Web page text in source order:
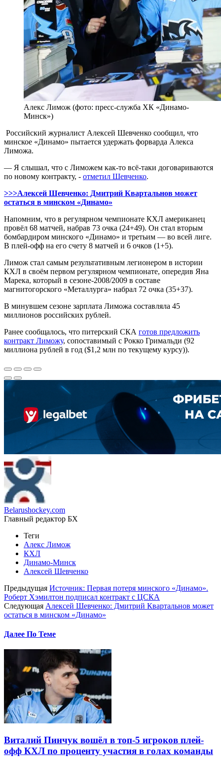
Алекс Лимож (фото: пресс-служба ХК «Динамо-
Минск»)
Российский журналист Алексей Шевченко сообщил, что
минское «Динамо» пытается удержать форварда Алекса
Лиможа.
— Я слышал, что с Лиможем как-то всё-таки договариваются
по новому контракту, - отметил Шевченко.
>>>Алексей Шевченко: Дмитрий Квартальнов может
остаться в минском «Динамо»
Напомним, что в регулярном чемпионате КХЛ американец
провёл 68 матчей, набрав 73 очка (24+49). Он стал вторым
бомбардиром минского «Динамо» и третьим — во всей лиге.
В плей-офф на его счету 8 матчей и 6 очков (1+5).
Лимож стал самым результативным легионером в истории
КХЛ в своём первом регулярном чемпионате, опередив Яна
Марека, который в сезоне-2008/2009 в составе
магнитогорского «Металлурга» набрал 72 очка (35+37).
В минувшем сезоне зарплата Лиможа составляла 45
миллионов российских рублей.
Ранее сообщалось, что питерский СКА готов предложить
контракт Лиможу, сопоставимый с Рокко Гримальди (92
миллиона рублей в год ($1,2 млн по текущему курсу)).
Belarushockey.com
Главный редактор БХ
Теги
Алекс Лимож
КХЛ
Динамо-Минск
Алексей Шевченко
Предыдущая Источник: Первая потеря минского «Динамо».
Роберт Хэмилтон подписал контракт с ЦСКА
Следующая Алексей Шевченко: Дмитрий Квартальнов может
остаться в минском «Динамо»
Далее По Теме
Виталий Пинчук вошёл в топ-5 игроков плей-
офф КХЛ по проценту участия в голах команды